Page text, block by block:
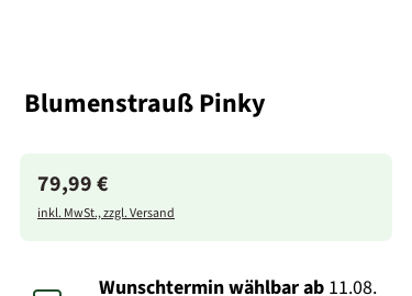
Blumenstrauß Pinky
79,99 €
inkl. MwSt., zzgl. Versand
Wunschtermin wählbarab 11.08.